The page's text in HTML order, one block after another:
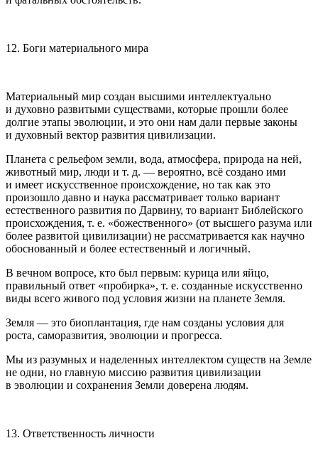
12. Боги материального мира
Материальный мир создан высшими интеллектуально
и духовно развитыми существами, которые прошли более
долгие этапы эволюции, и это они нам дали первые законы
и духовный вектор развития цивилизации.
Планета с рельефом земли, вода, атмосфера, природа на ней,
животный мир, люди и т. д. — вероятно, всё создано ими
и имеет искусственное происхождение, но так как это
произошло давно и наука рассматривает только вариант
естественного развития по Дарвину, то вариант Библейского
происхождения, т. е. «божественного» (от высшего разума или
более развитой цивилизации) не рассматривается как научно
обоснованный и более естественный и логичный.
В вечном вопросе, кто был первым: курица или яйцо,
правильный ответ «пробирка», т. е. созданные искусственно
виды всего живого под условия жизни на планете Земля.
Земля — это биоплантация, где нам созданы условия для
роста, саморазвития, эволюции и прогресса.
Мы из разумных и наделенных интеллектом существ на Земле
не одни, но главную миссию развития цивилизации
в эволюции и сохранения Земли доверена людям.
13. Ответственность личности